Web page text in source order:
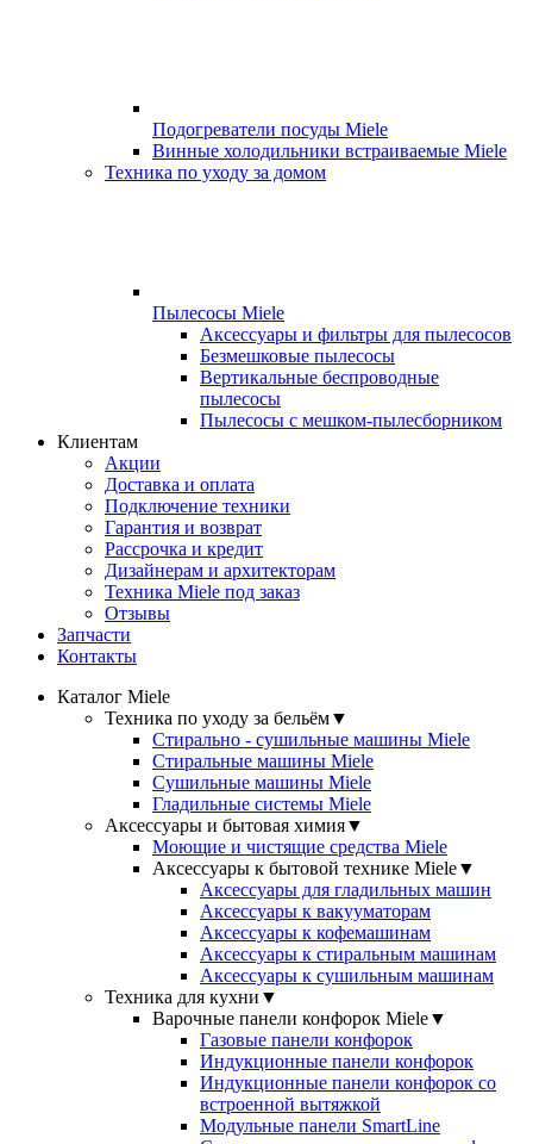
Подогреватели посуды Miele
Винные холодильники встраиваемые Miele
Техника по уходу за домом
Пылесосы Miele
Аксессуары и фильтры для пылесосов
Безмешковые пылесосы
Вертикальные беспроводные
пылесосы
Пылесосы с мешком-пылесборником
Клиентам
Акции
Доставка и оплата
Подключение техники
Гарантия и возврат
Рассрочка и кредит
Дизайнерам и архитекторам
Техника Miele под заказ
Отзывы
Запчасти
Контакты
Каталог Miele
Техника по уходу за бельём▼
Стирально - сушильные машины Miele
Стиральные машины Miele
Сушильные машины Miele
Гладильные системы Miele
Аксессуары и бытовая химия▼
Моющие и чистящие средства Miele
Аксессуары к бытовой технике Miele▼
Аксессуары для гладильных машин
Аксессуары к вакууматорам
Аксессуары к кофемашинам
Аксессуары к стиральным машинам
Аксессуары к сушильным машинам
Техника для кухни ▼
Варочные панели конфорок Miele▼
Газовые панели конфорок
Индукционные панели конфорок
Индукционные панели конфорок со
встроенной вытяжкой
Модульные панели SmartLine